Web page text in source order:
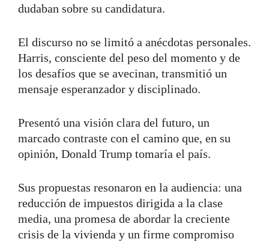
dudaban sobre su candidatura.
El discurso no se limitó a anécdotas personales.
Harris, consciente del peso del momento y de
los desafíos que se avecinan, transmitió un
mensaje esperanzador y disciplinado.
Presentó una visión clara del futuro, un
marcado contraste con el camino que, en su
opinión, Donald Trump tomaría el país.
Sus propuestas resonaron en la audiencia: una
reducción de impuestos dirigida a la clase
media, una promesa de abordar la creciente
crisis de la vivienda y un firme compromiso